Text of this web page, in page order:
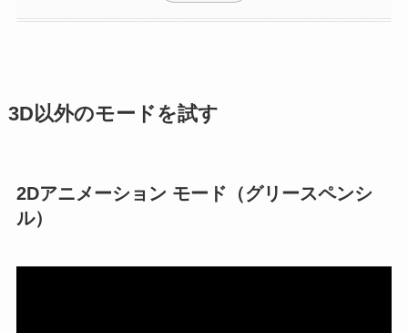
3D以外のモードを試す
2Dアニメーション モード（グリースペンシ
ル）